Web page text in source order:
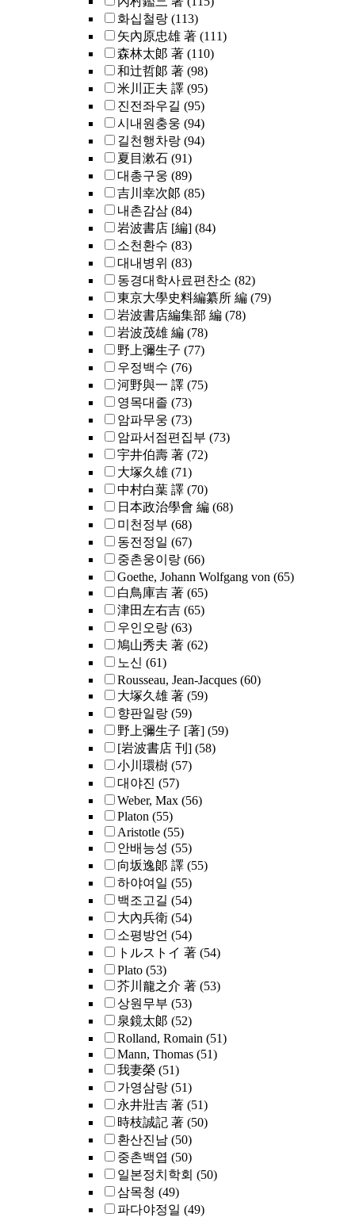
화십철랑 (113)
矢內原忠雄 著 (111)
森林太郞 著 (110)
和辻哲郞 著 (98)
米川正夫 譯 (95)
진전좌우길 (95)
시내원충웅 (94)
길천행차랑 (94)
夏目漱石 (91)
대총구웅 (89)
吉川幸次郞 (85)
내촌감삼 (84)
岩波書店 [編] (84)
소천환수 (83)
대내병위 (83)
동경대학사료편찬소 (82)
東京大學史料編纂所 編 (79)
岩波書店編集部 編 (78)
岩波茂雄 編 (78)
野上彌生子 (77)
우정백수 (76)
河野與一 譯 (75)
영목대졸 (73)
암파무웅 (73)
암파서점편집부 (73)
宇井伯壽 著 (72)
大塚久雄 (71)
中村白葉 譯 (70)
日本政治學會 編 (68)
미천정부 (68)
동전정일 (67)
중촌웅이랑 (66)
Goethe, Johann Wolfgang von (65)
白鳥庫吉 著 (65)
津田左右吉 (65)
우인오랑 (63)
鳩山秀夫 著 (62)
노신 (61)
Rousseau, Jean-Jacques (60)
大塚久雄 著 (59)
향판일랑 (59)
野上彌生子 [著] (59)
[岩波書店 刊] (58)
小川環樹 (57)
대야진 (57)
Weber, Max (56)
Platon (55)
Aristotle (55)
안배능성 (55)
向坂逸郞 譯 (55)
하야여일 (55)
백조고길 (54)
大內兵衛 (54)
소평방언 (54)
トルストイ 著 (54)
Plato (53)
芥川龍之介 著 (53)
상원무부 (53)
泉鏡太郞 (52)
Rolland, Romain (51)
Mann, Thomas (51)
我妻榮 (51)
가영삼랑 (51)
永井壯吉 著 (51)
時枝誠記 著 (50)
환산진남 (50)
중촌백엽 (50)
일본정치학회 (50)
삼목청 (49)
파다야정일 (49)